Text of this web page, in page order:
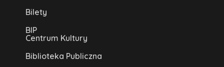
Bilety
BIP
Centrum Kultury
Biblioteka Publiczna